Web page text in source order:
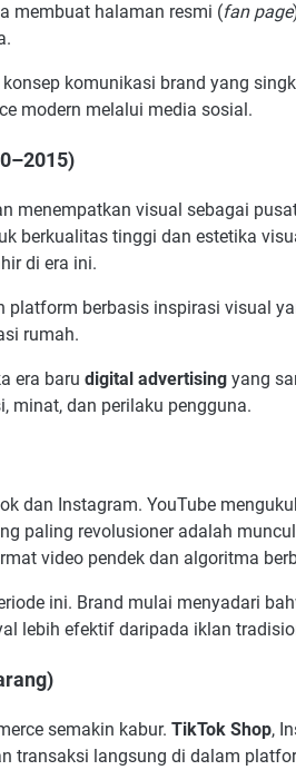
membuat halaman resmi (fan page
komunikasi brand yang
modern melalui media sosial.
menempatkan visual sebagai
berkualitas tinggi dan estetika
di era ini.
platform berbasis inspirasi visual
rumah.
era baru digital advertising yang
minat, dan perilaku pengguna.
dan Instagram. YouTube
paling revolusioner adalah
video pendek dan algoritma
ini. Brand mulai menyadari
lebih efektif daripada iklan
semakin kabur. TikTok Shop,
transaksi langsung di dalam